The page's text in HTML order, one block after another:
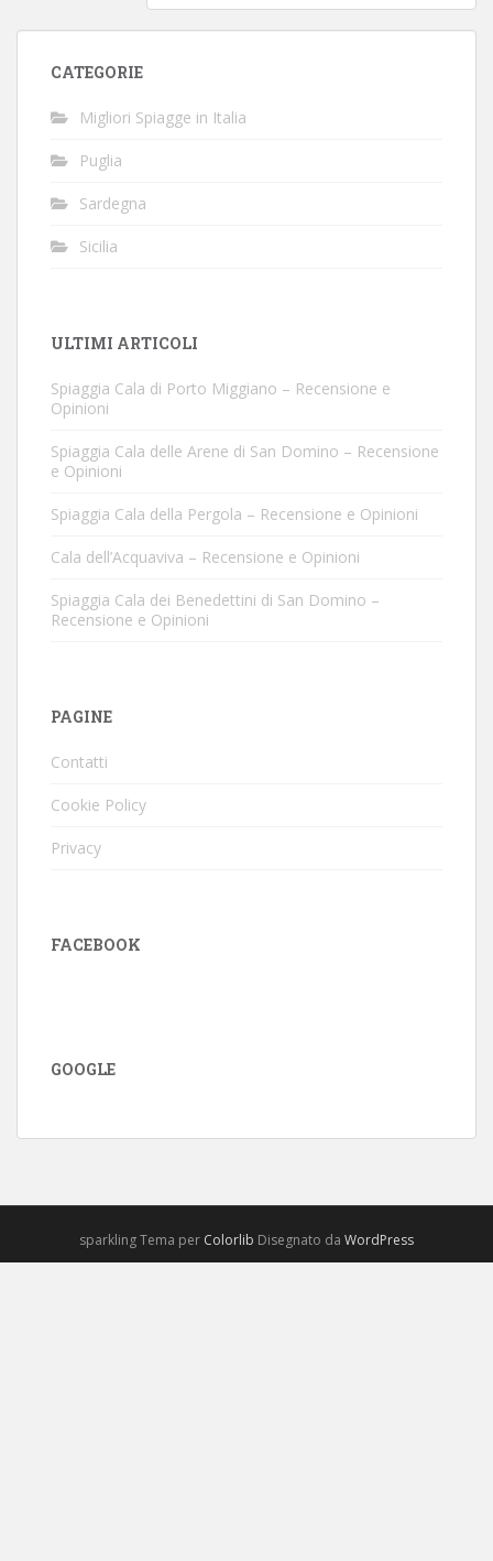
CATEGORIE
Migliori Spiagge in Italia
Puglia
Sardegna
Sicilia
ULTIMI ARTICOLI
Spiaggia Cala di Porto Miggiano – Recensione e
Opinioni
Spiaggia Cala delle Arene di San Domino – Recensione
e Opinioni
Spiaggia Cala della Pergola – Recensione e Opinioni
Cala dell’Acquaviva – Recensione e Opinioni
Spiaggia Cala dei Benedettini di San Domino –
Recensione e Opinioni
PAGINE
Contatti
Cookie Policy
Privacy
FACEBOOK
GOOGLE
sparkling Tema per Colorlib Disegnato da WordPress